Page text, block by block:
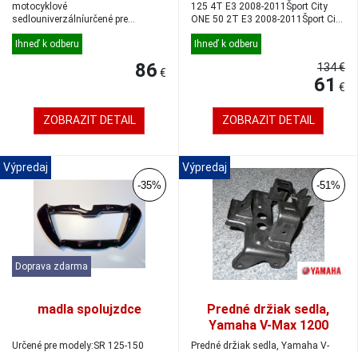
motocyklové
sedlouniverzálníurčené pre
spolujezdcovs prísavkamivhodné
pre široké ...
Ihneď k odberu
86 €
ZOBRAZIT DETAIL
125 4T E3 2008-2011Šport City
ONE 50 2T E3 2008-2011Šport City
ONE ...
Ihneď k odberu
134 €
61 €
ZOBRAZIT DETAIL
Výpredaj
-35%
Doprava zdarma
madla spolujzdce
Určené pre modely:SR 125-150
Výpredaj
-51%
Predné držiak sedla,
Yamaha V-Max 1200
Predné držiak sedla, Yamaha V-